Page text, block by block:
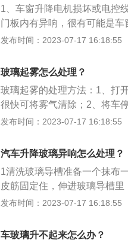
升降。面对这个问题就要及时
的清理干净，这样就可以很
那么这个故障就可以通过重新
上升的过程就可以很好的进行
作，那么就只能去维修店进
会伴随着玻璃的升降振动和
1、车窗升降电机损坏或电控
门板内有异响，很有可能是
或者汽修店更换玻璃升降电机
入过热保护状态，从而导致车
是一个容易忽视的细节，在
大，时间长了可能导致玻璃上
发布时间：2023-07-17 16:18:55
玻璃起雾怎么处理？
玻璃起雾的处理方法：1、打
很快可将雾气清除；2、将车
向，然后选择除雾挡，用热风
度低，车外温度高时，可以发
成一些水珠，这是空气中的
原理。
发布时间：2023-07-17 16:18:55
汽车升降玻璃异响怎么处理？
1清洗玻璃导槽准备一个抹布
皮筋固定住，伸进玻璃导槽
即可。一方面可以润滑，另一
发布时间：2023-07-17 16:18:55
车玻璃升不起来怎么办？